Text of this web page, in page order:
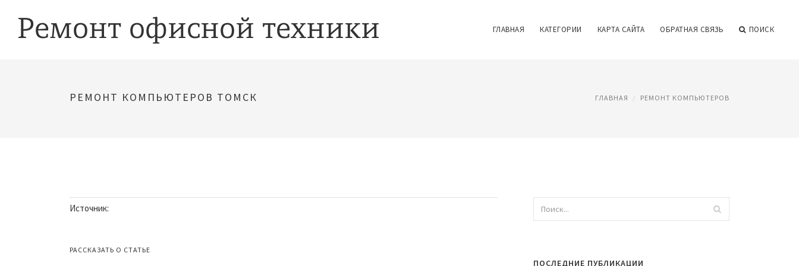
ГЛАВНАЯ КАТЕГОРИИ КАРТА САЙТА ОБРАТНАЯ СВЯЗЬ ПОИСК
РЕМОНТ КОМПЬЮТЕРОВ ТОМСК ГЛАВНАЯ РЕМОНТ КОМПЬЮТЕРОВ
Источник:
РАССКАЗАТЬ О СТАТЬЕ
ПОСЛЕДНИЕ ПУБЛИКАЦИИ